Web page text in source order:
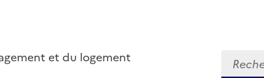
et du logement